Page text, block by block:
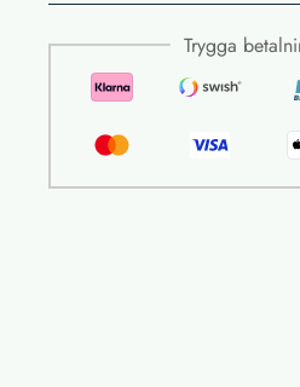
Trygga